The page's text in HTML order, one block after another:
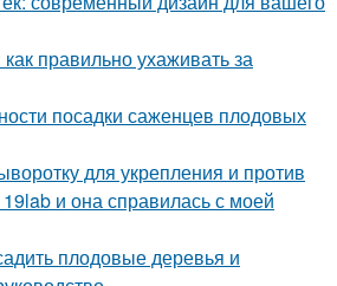
правильно ухаживать за
посадки саженцев плодовых
для укрепления и против
и она справилась с моей
плодовые деревья и